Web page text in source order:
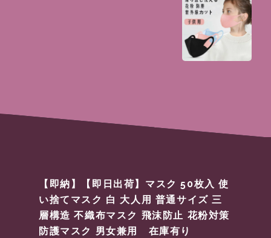
【即納】【即日出荷】マスク 50枚入 使
い捨てマスク 白 大人用 普通サイズ 三
層構造 不織布マスク 飛沫防止 花粉対策
防護マスク 男女兼用 在庫有り